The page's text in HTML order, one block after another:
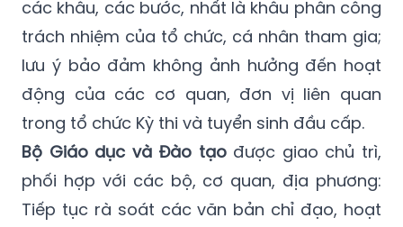
Chỉ đạo Thanh tra tỉnh khẩn trương xây
dựng phương án thanh tra, kiểm tra ở tất cả
các khâu, các bước, nhất là khâu phân công
trách nhiệm của tổ chức, cá nhân tham gia;
lưu ý bảo đảm không ảnh hưởng đến hoạt
động của các cơ quan, đơn vị liên quan
trong tổ chức Kỳ thi và tuyển sinh đầu cấp.
Bộ Giáo dục và Đào tạo được giao chủ trì,